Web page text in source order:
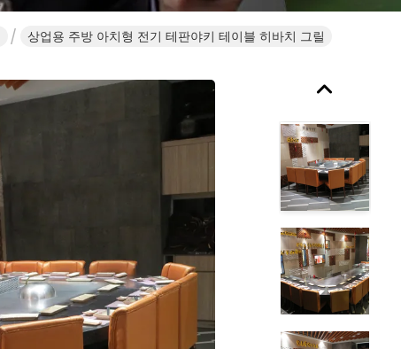
상업용 주방 아치형 전기 테판야키 테이블 히바치 그릴